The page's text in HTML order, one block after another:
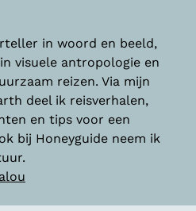
in woord en beeld,
visuele antropologie en
reizen. Via mijn
deel ik reisverhalen,
en tips voor een
bij Honeyguide neem ik